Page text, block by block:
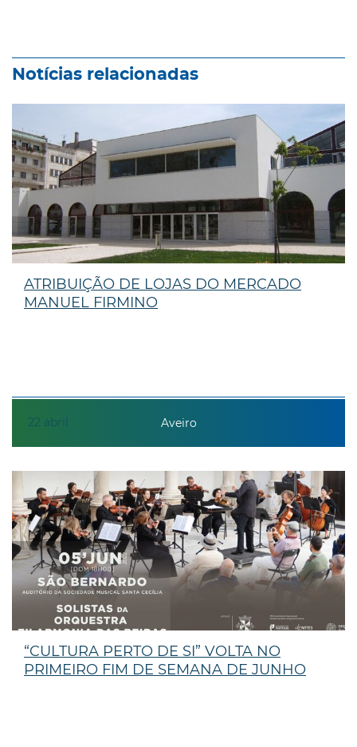
Notícias relacionadas
22 abril
ATRIBUIÇÃO DE LOJAS DO MERCADO
MANUEL FIRMINO
Aveiro
“CULTURA PERTO DE SI” VOLTA NO
PRIMEIRO FIM DE SEMANA DE JUNHO